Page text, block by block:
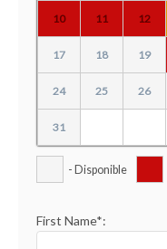
10 11 12
17 18 19
24 25 26
31
- Disponible
First Name*: